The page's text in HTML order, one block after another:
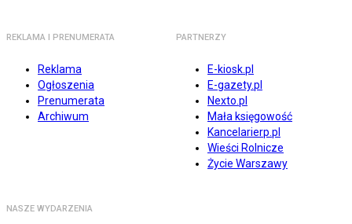
REKLAMA I PRENUMERATA
Reklama
Ogłoszenia
Prenumerata
Archiwum
PARTNERZY
E-kiosk.pl
E-gazety.pl
Nexto.pl
Mała księgowość
Kancelarierp.pl
Wieści Rolnicze
Życie Warszawy
NASZE WYDARZENIA